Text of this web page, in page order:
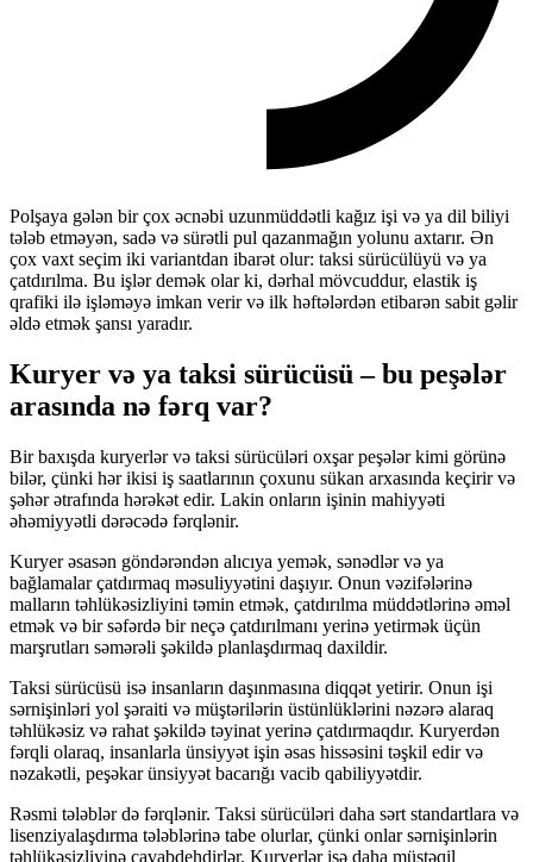
Polşaya gələn bir çox əcnəbi uzunmüddətli kağız işi və ya dil biliyi
tələb etməyən, sadə və sürətli pul qazanmağın yolunu axtarır. Ən
çox vaxt seçim iki variantdan ibarət olur: taksi sürücülüyü və ya
çatdırılma. Bu işlər demək olar ki, dərhal mövcuddur, elastik iş
qrafiki ilə işləməyə imkan verir və ilk həftələrdən etibarən sabit gəlir
əldə etmək şansı yaradır.
Kuryer və ya taksi sürücüsü – bu peşələr
arasında nə fərq var?
Bir baxışda kuryerlər və taksi sürücüləri oxşar peşələr kimi görünə
bilər, çünki hər ikisi iş saatlarının çoxunu sükan arxasında keçirir və
şəhər ətrafında hərəkət edir. Lakin onların işinin mahiyyəti
əhəmiyyətli dərəcədə fərqlənir.
Kuryer əsasən göndərəndən alıcıya yemək, sənədlər və ya
bağlamalar çatdırmaq məsuliyyətini daşıyır. Onun vəzifələrinə
malların təhlükəsizliyini təmin etmək, çatdırılma müddətlərinə əməl
etmək və bir səfərdə bir neçə çatdırılmanı yerinə yetirmək üçün
marşrutları səmərəli şəkildə planlaşdırmaq daxildir.
Taksi sürücüsü isə insanların daşınmasına diqqət yetirir. Onun işi
sərnişinləri yol şəraiti və müştərilərin üstünlüklərini nəzərə alaraq
təhlükəsiz və rahat şəkildə təyinat yerinə çatdırmaqdır. Kuryerdən
fərqli olaraq, insanlarla ünsiyyət işin əsas hissəsini təşkil edir və
nəzakətli, peşəkar ünsiyyət bacarığı vacib qabiliyyətdir.
Rəsmi tələblər də fərqlənir. Taksi sürücüləri daha sərt standartlara və
lisenziyalaşdırma tələblərinə tabe olurlar, çünki onlar sərnişinlərin
təhlükəsizliyinə cavabdehdirlər. Kuryerlər isə daha müstəqil